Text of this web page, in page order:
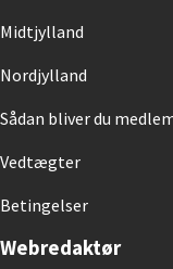
Midtjylland
Nordjylland
Sådan bliver du
Vedtægter
Betingelser
Webredaktør